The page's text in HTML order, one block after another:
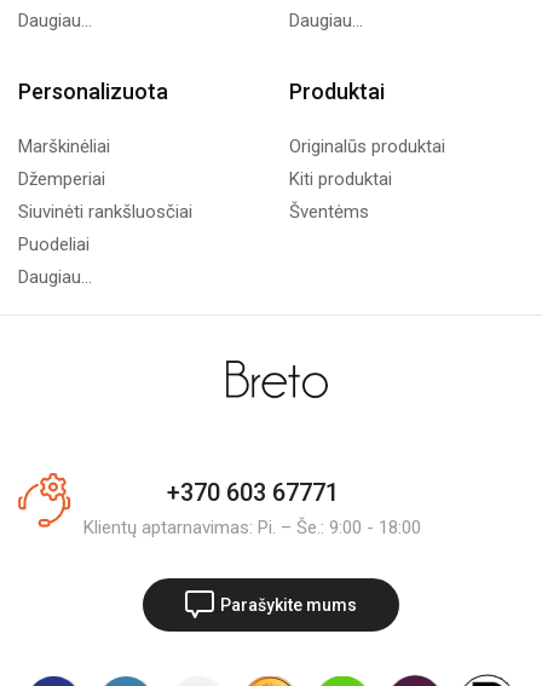
Daugiau...
Daugiau...
Personalizuota
Marškinėliai
Džemperiai
Siuvinėti rankšluosčiai
Puodeliai
Daugiau...
Produktai
Originalūs produktai
Kiti produktai
Šventėms
+370 603 67771
Klientų aptarnavimas: Pi. – Še.: 9:00 - 18:00
Parašykite mums